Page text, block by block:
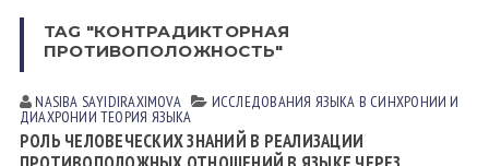
TAG "КОНТРАДИКТОРНАЯ
ПРОТИВОПОЛОЖНОСТЬ"
NASIBA SАYIDIRАXIMOVА ИССЛЕДОВАНИЯ ЯЗЫКА В СИНХРОНИИ И
ДИАХРОНИИ ТЕОРИЯ ЯЗЫКА
РОЛЬ ЧЕЛОВЕЧЕСКИХ ЗНАНИЙ В РЕАЛИЗАЦИИ